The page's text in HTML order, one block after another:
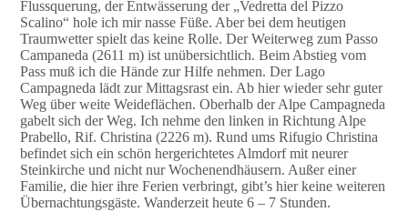
Flussquerung, der Entwässerung der „Vedretta del Pizzo
Scalino“ hole ich mir nasse Füße. Aber bei dem heutigen
Traumwetter spielt das keine Rolle. Der Weiterweg zum Passo
Campaneda (2611 m) ist unübersichtlich. Beim Abstieg vom
Pass muß ich die Hände zur Hilfe nehmen. Der Lago
Campagneda lädt zur Mittagsrast ein. Ab hier wieder sehr guter
Weg über weite Weideflächen. Oberhalb der Alpe Campagneda
gabelt sich der Weg. Ich nehme den linken in Richtung Alpe
Prabello, Rif. Christina (2226 m). Rund ums Rifugio Christina
befindet sich ein schön hergerichtetes Almdorf mit neurer
Steinkirche und nicht nur Wochenendhäusern. Außer einer
Familie, die hier ihre Ferien verbringt, gibt’s hier keine weiteren
Übernachtungsgäste. Wanderzeit heute 6 – 7 Stunden.